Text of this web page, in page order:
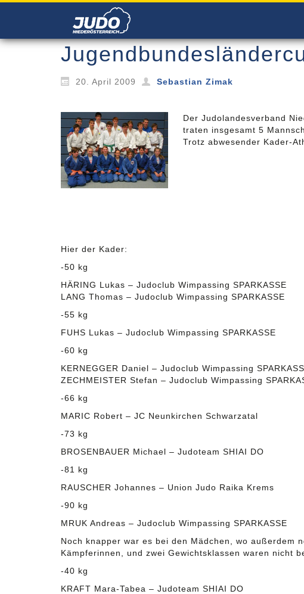
20. April 2009 Sebastian Zimak
Der Judolandesverband
traten insgesamt 5
Trotz abwesender Kader-
Hier der Kader:
-50 kg
HÄRING Lukas – Judoclub Wimpassing SPARKASSE
LANG Thomas – Judoclub Wimpassing SPARKASSE
-55 kg
FUHS Lukas – Judoclub Wimpassing SPARKASSE
-60 kg
KERNEGGER Daniel – Judoclub Wimpassing
ZECHMEISTER Stefan – Judoclub Wimpassing
-66 kg
MARIC Robert – JC Neunkirchen Schwarzatal
-73 kg
BROSENBAUER Michael – Judoteam SHIAI DO
-81 kg
RAUSCHER Johannes – Union Judo Raika Krems
-90 kg
MRUK Andreas – Judoclub Wimpassing SPARKASSE
Noch knapper war es bei den Mädchen, wo außerdem
Kämpferinnen, und zwei Gewichtsklassen waren nicht
-40 kg
KRAFT Mara-Tabea – Judoteam SHIAI DO